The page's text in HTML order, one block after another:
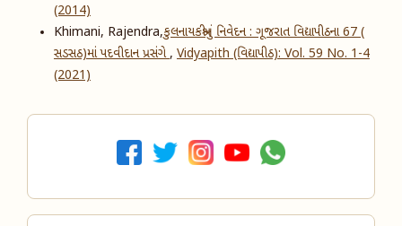
(2014)
Khimani, Rajendra,​કુલનાયકશ્રીનું નિવેદન : ગૂજરાત વિદ્યાપીઠના 6​7 (​
સડસઠ)માં પદવીદાન પ્રસંગે, Vidyapith (વિદ્યાપીઠ): Vol. 59 No. 1-4
(2021)